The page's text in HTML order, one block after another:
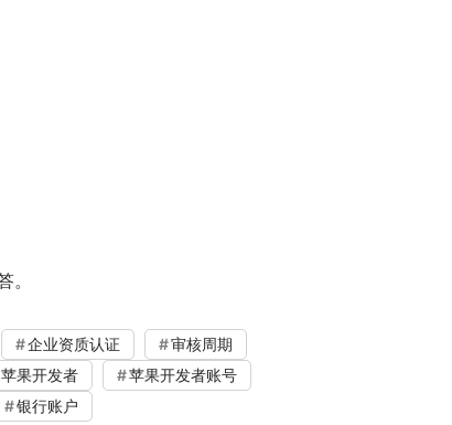
企业资质认证
审核周期
苹果开发者
苹果开发者账号
银行账户